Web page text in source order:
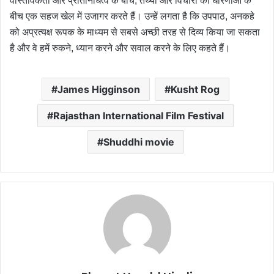
बीच एक सहज खेल में उजागर करते हैं। उन्हें लगता है कि उपपाठ, अनकहे
को अप्रत्यक्ष रूपक के माध्यम से सबसे अच्छी तरह से दिव्य किया जा सकता
है और वे हमें रुकने, ध्यान करने और सवाल करने के लिए कहते हैं।
James Higginson Kusht Rog
Rajasthan International Film Festival
Shuddhi movie